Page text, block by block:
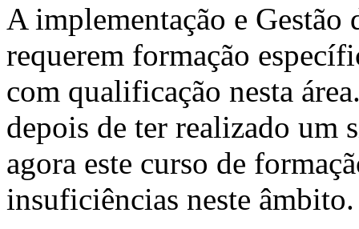
A implementação e Gestão
requerem formação
com qualificação nesta
depois de ter realizado um
agora este curso de
insuficiências neste âmbito.